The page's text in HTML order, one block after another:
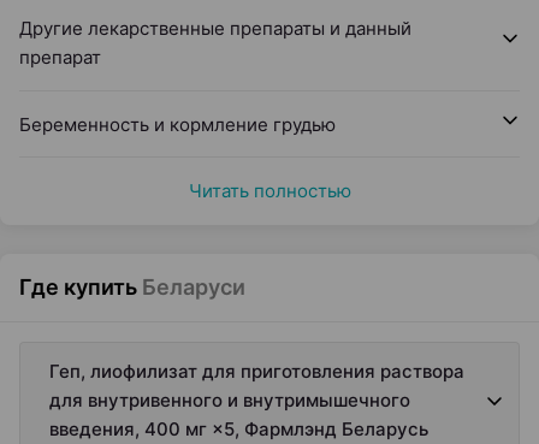
Другие лекарственные препараты и данный
препарат
Беременность и кормление грудью
Читать полностью
Где купить Беларуси
Геп, лиофилизат для приготовления раствора
для внутривенного и внутримышечного
введения, 400 мг ×5, Фармлэнд Беларусь